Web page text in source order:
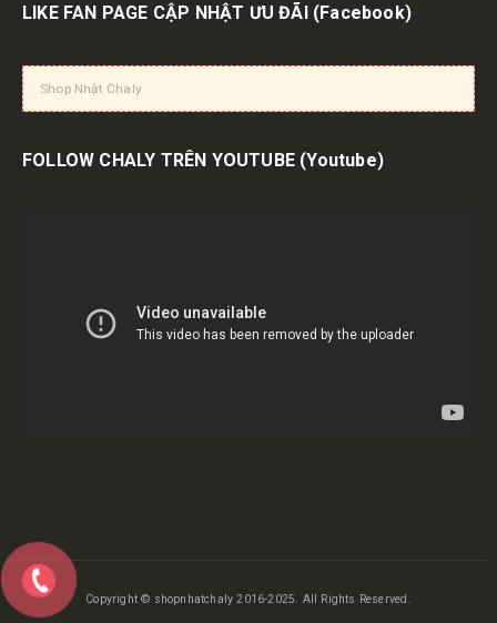
LIKE FAN PAGE CẬP NHẬT ƯU ĐÃI (Facebook)
Shop Nhật Chaly
FOLLOW CHALY TRÊN YOUTUBE (Youtube)
Copyright © shopnhatchaly 2016-2025. All Rights Reserved.